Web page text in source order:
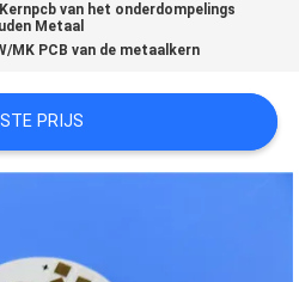
Kernpcb van het onderdompelings
Metaal
MK PCB van de metaalkern
PRIJS